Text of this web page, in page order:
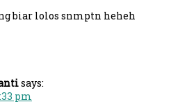
biar lolos snmptn heheh
says:
pm